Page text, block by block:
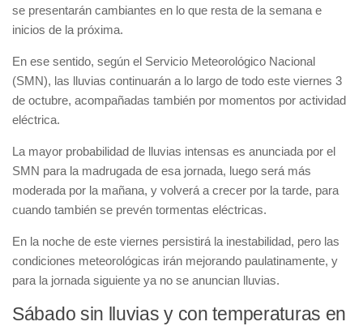
se presentarán cambiantes en lo que resta de la semana e
inicios de la próxima.
En ese sentido, según el Servicio Meteorológico Nacional
(SMN), las lluvias continuarán a lo largo de todo este viernes 3
de octubre, acompañadas también por momentos por actividad
eléctrica.
La mayor probabilidad de lluvias intensas es anunciada por el
SMN para la madrugada de esa jornada, luego será más
moderada por la mañana, y volverá a crecer por la tarde, para
cuando también se prevén tormentas eléctricas.
En la noche de este viernes persistirá la inestabilidad, pero las
condiciones meteorológicas irán mejorando paulatinamente, y
para la jornada siguiente ya no se anuncian lluvias.
Sábado sin lluvias y con temperaturas en